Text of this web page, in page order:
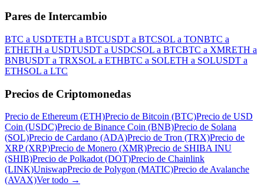
Pares de Intercambio
BTC a USDTETH a BTCUSDT a BTCSOL a TONBTC a
ETHETH a USDTUSDT a USDCSOL a BTCBTC a XMRETH a
BNBUSDT a TRXSOL a ETHBTC a SOLETH a SOLUSDT a
ETHSOL a LTC
Precios de Criptomonedas
Precio de Ethereum (ETH)Precio de Bitcoin (BTC)Precio de USD
Coin (USDC)Precio de Binance Coin (BNB)Precio de Solana
(SOL)Precio de Cardano (ADA)Precio de Tron (TRX)Precio de
XRP (XRP)Precio de Monero (XMR)Precio de SHIBA INU
(SHIB)Precio de Polkadot (DOT)Precio de Chainlink
(LINK)UniswapPrecio de Polygon (MATIC)Precio de Avalanche
(AVAX)Ver todo →